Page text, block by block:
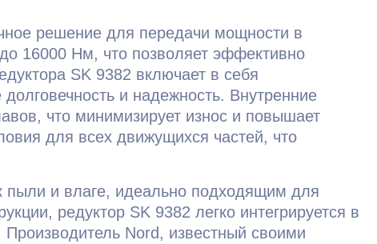
решение для передачи мощности в
16000 Нм, что позволяет эффективно
SK 9382 включает в себя
и надежность. Внутренние
что минимизирует износ и повышает
для всех движущихся частей, что
пыли и влаге, идеально подходящим для
редуктор SK 9382 легко интегрируется в
Nord, известный своими